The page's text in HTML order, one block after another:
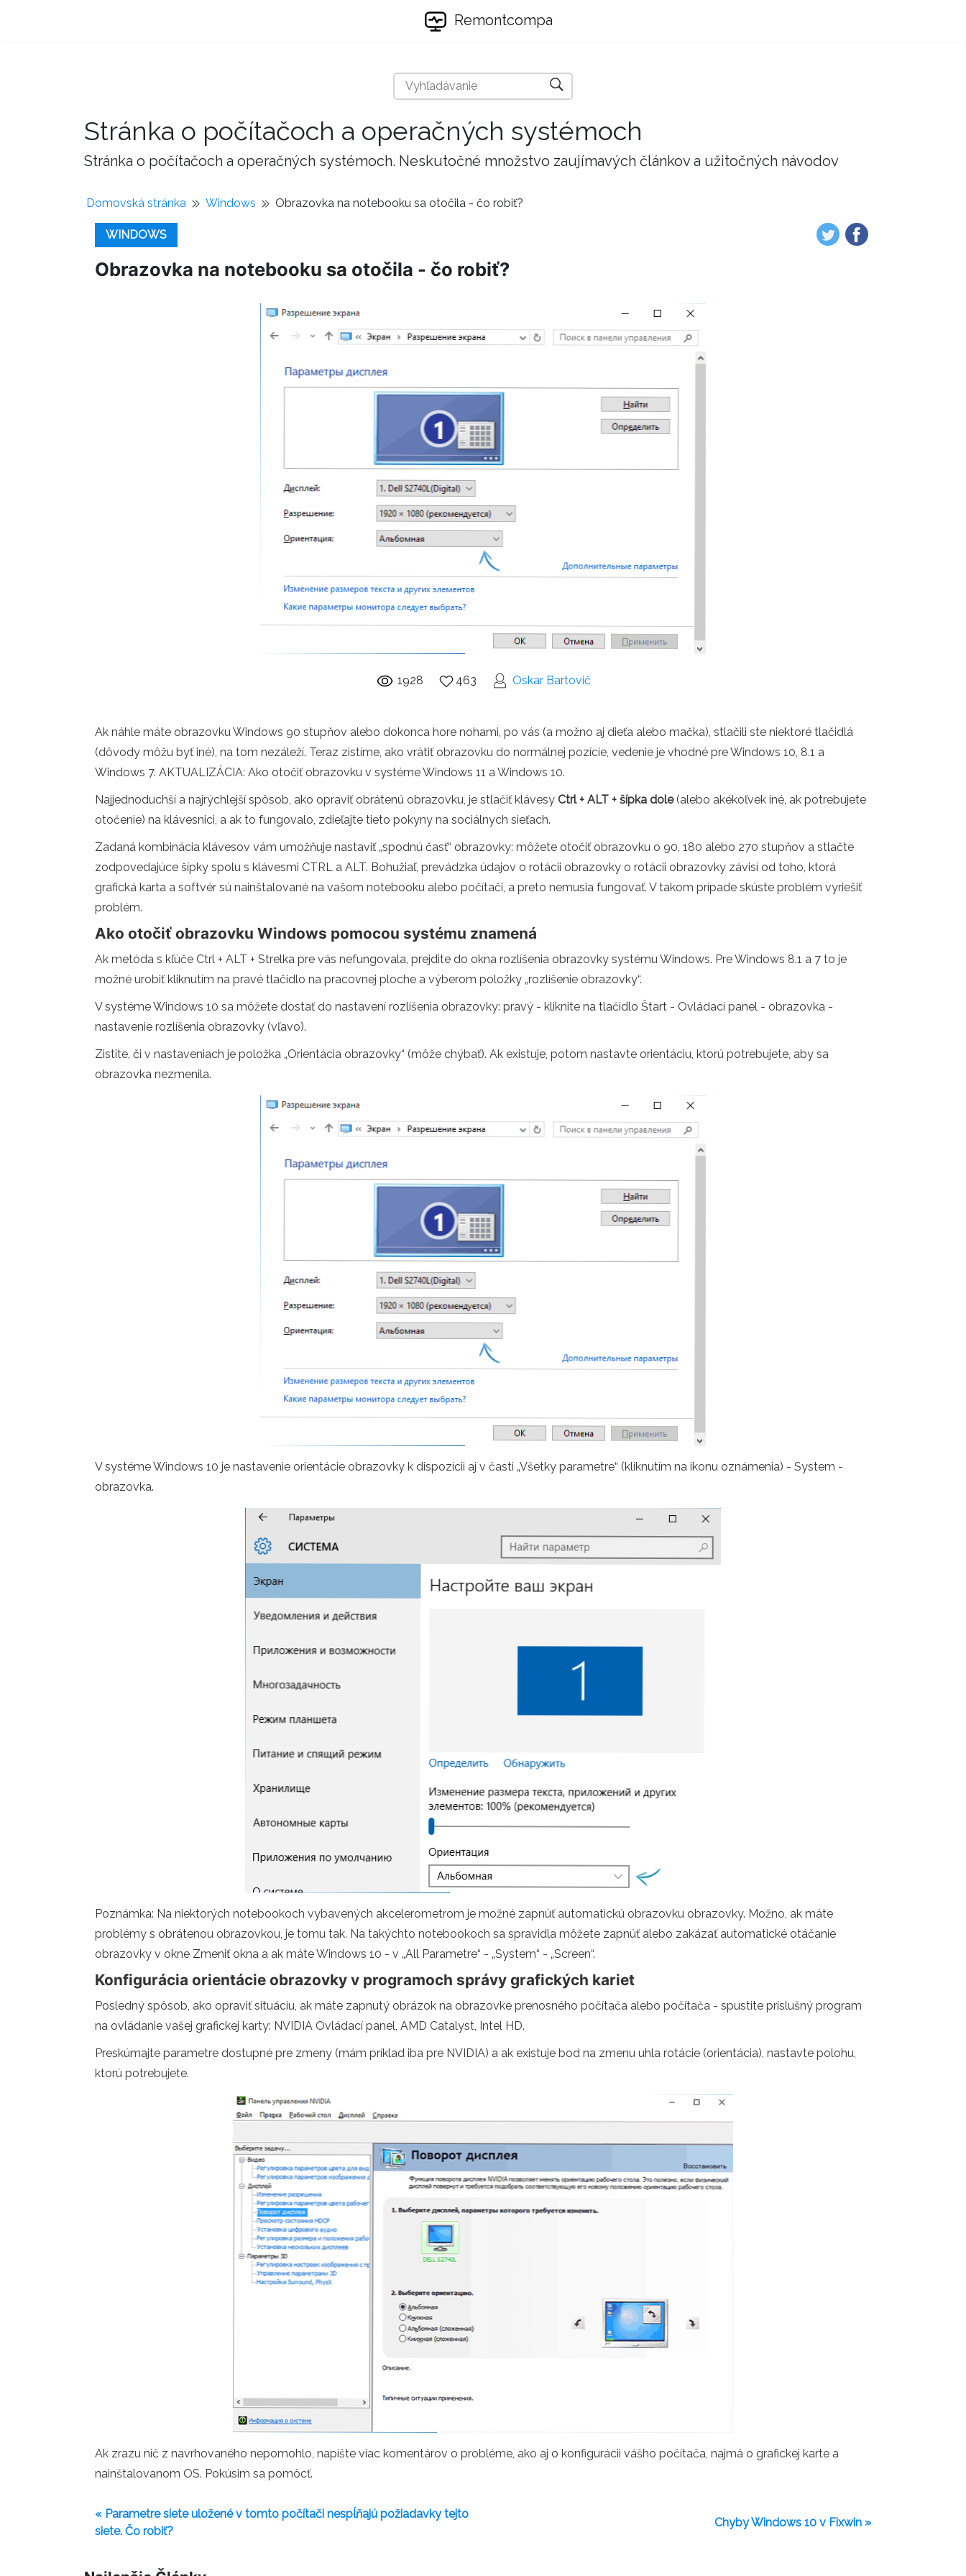
Remontcompa
Stránka o počítačoch a operačných systémoch
Stránka o počítačoch a operačných systémoch. Neskutočné množstvo zaujímavých článkov a užitočných návodov
Domovská stránka Windows Obrazovka na notebooku sa otočila - čo robiť?
WINDOWS
Obrazovka na notebooku sa otočila - čo robiť?
1928 463 Oskar Bartovič
Ak náhle máte obrazovku Windows 90 stupňov alebo dokonca hore nohami, po vás (a možno aj dieťa alebo mačka), stlačili ste niektoré tlačidlá
(dôvody môžu byť iné), na tom nezáleží. Teraz zistíme, ako vrátiť obrazovku do normálnej pozície, vedenie je vhodné pre Windows 10, 8.1 a
Windows 7. AKTUALIZÁCIA: Ako otočiť obrazovku v systéme Windows 11 a Windows 10.
Najjednoduchší a najrýchlejší spôsob, ako opraviť obrátenú obrazovku, je stlačiť klávesy Ctrl + ALT + šípka dole(alebo akékoľvek iné, ak potrebujete
otočenie) na klávesnici, a ak to fungovalo, zdieľajte tieto pokyny na sociálnych sieťach.
Zadaná kombinácia klávesov vám umožňuje nastaviť „spodnú časť“ obrazovky: môžete otočiť obrazovku o 90, 180 alebo 270 stupňov a stlačte
zodpovedajúce šípky spolu s klávesmi CTRL a ALT. Bohužiaľ, prevádzka údajov o rotácii obrazovky o rotácii obrazovky závisí od toho, ktorá
grafická karta a softvér sú nainštalované na vašom notebooku alebo počítači, a preto nemusia fungovať. V takom prípade skúste problém vyriešiť
problém.
Ako otočiť obrazovku Windows pomocou systému znamená
Ak metóda s kľúče Ctrl + ALT + Strelka pre vás nefungovala, prejdite do okna rozlíšenia obrazovky systému Windows. Pre Windows 8.1 a 7 to je
možné urobiť kliknutím na pravé tlačidlo na pracovnej ploche a výberom položky „rozlíšenie obrazovky“.
V systéme Windows 10 sa môžete dostať do nastavení rozlíšenia obrazovky: pravý - kliknite na tlačidlo Štart - Ovládací panel - obrazovka -
nastavenie rozlíšenia obrazovky (vľavo).
Zistite, či v nastaveniach je položka „Orientácia obrazovky“ (môže chýbať). Ak existuje, potom nastavte orientáciu, ktorú potrebujete, aby sa
obrazovka nezmenila.
V systéme Windows 10 je nastavenie orientácie obrazovky k dispozícii aj v časti „Všetky parametre“ (kliknutím na ikonu oznámenia) - System -
obrazovka.
Poznámka: Na niektorých notebookoch vybavených akcelerometrom je možné zapnúť automatickú obrazovku obrazovky. Možno, ak máte
problémy s obrátenou obrazovkou, je tomu tak. Na takýchto notebookoch sa spravidla môžete zapnúť alebo zakázať automatické otáčanie
obrazovky v okne Zmeniť okna a ak máte Windows 10 - v „All Parametre“ - „System“ - „Screen“.
Konfigurácia orientácie obrazovky v programoch správy grafických kariet
Posledný spôsob, ako opraviť situáciu, ak máte zapnutý obrázok na obrazovke prenosného počítača alebo počítača - spustite príslušný program
na ovládanie vašej grafickej karty: NVIDIA Ovládací panel, AMD Catalyst, Intel HD.
Preskúmajte parametre dostupné pre zmeny (mám príklad iba pre NVIDIA) a ak existuje bod na zmenu uhla rotácie (orientácia), nastavte polohu,
ktorú potrebujete.
Ak zrazu nič z navrhovaného nepomohlo, napíšte viac komentárov o probléme, ako aj o konfigurácii vášho počítača, najmä o grafickej karte a
nainštalovanom OS. Pokúsim sa pomôcť.
« Parametre siete uložené v tomto počítači nespĺňajú požiadavky tejto
siete. Čo robiť?
Chyby Windows 10 v Fixwin »